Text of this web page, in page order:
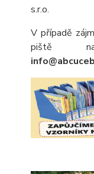
s.r.o.
V případě
piště